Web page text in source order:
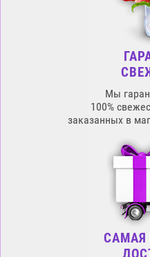
Мы
100%
заказанных в
САМАЯ